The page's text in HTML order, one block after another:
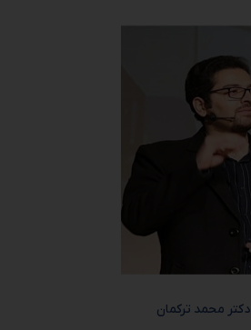
دکتر محمد ترکمان